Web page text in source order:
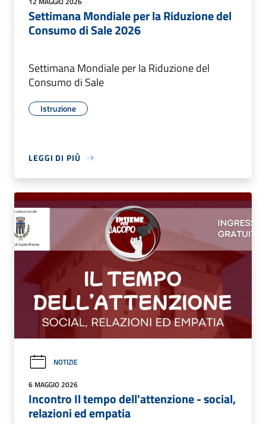
Settimana Mondiale per la Riduzione del
Consumo di Sale 2026
Settimana Mondiale per la Riduzione del
Consumo di Sale
Istruzione
LEGGI DI PIÙ
NOTIZIE
6 MAGGIO 2026
Incontro Il tempo dell'attenzione - social,
relazioni ed empatia